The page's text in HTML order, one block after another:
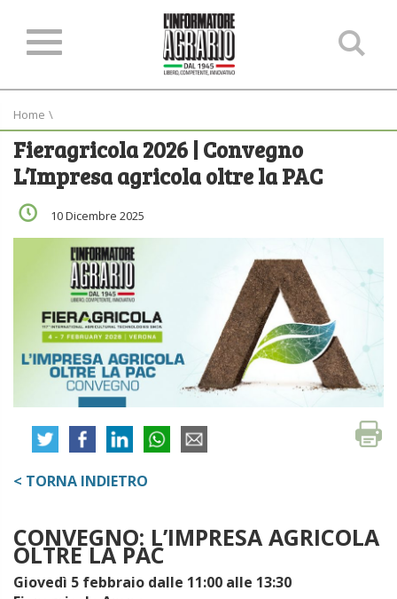
Home \
Fieragricola 2026 | Convegno
L’Impresa agricola oltre la PAC
10 Dicembre 2025
< TORNA INDIETRO
CONVEGNO: L’IMPRESA AGRICOLA
OLTRE LA PAC
Giovedì 5 febbraio dalle 11:00 alle 13:30